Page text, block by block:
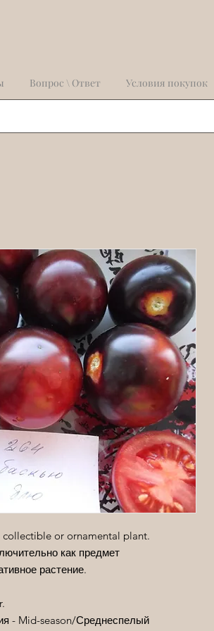
Вопрос \ Ответ Условия покупок
collectible or ornamental plant.
как предмет
растение.
- Mid-season/Среднеспелый